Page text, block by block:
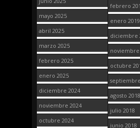
mayo 2025
abril 2025
marzo 2025
febrero 2025
enero 2025
diciembre 2024
noviembre 2024
octubre 2024
febrero
enero 2019
diciembre
noviembre
octubre
agosto 2018
julio 2018
junio 2018